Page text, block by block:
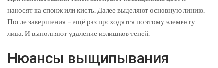
наносят на спонж или кисть. Далее выделяют основную линию.
После завершения – ещё раз проходятся по этому элементу
лица. И выполняют удаление излишков теней.
Нюансы выщипывания